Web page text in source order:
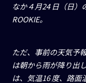
なか４月24 日（日）
ROOKIE。
ただ、事前の天気予
は朝から雨が降り出
は、気温16度、路面